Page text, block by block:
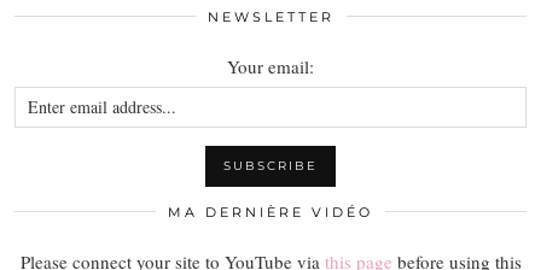
NEWSLETTER
Your email:
MA DERNIÈRE VIDÉO
Please connect your site to YouTube via this page before using this